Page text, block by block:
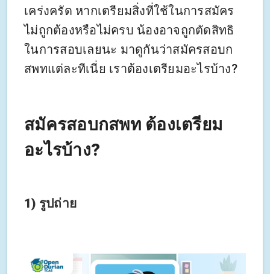
เคร่งครัด หากเตรียมสิ่งที่ใช้ในการสมัคร
ไม่ถูกต้องหรือไม่ครบ น้องอาจถูกตัดสิทธิ
ในการสอบเลยนะ มาดูกันว่าสมัครสอบก
สพทแต่ละทีเนี่ย เราต้องเตรียมอะไรบ้าง?
สมัครสอบกสพท ต้องเตรียม
อะไรบ้าง?
1) รูปถ่าย